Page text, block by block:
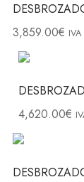
3,859.00€
4,620.00€